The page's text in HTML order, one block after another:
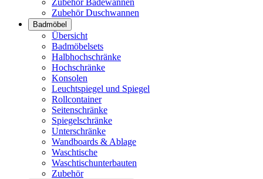
Zubehör Badewannen
Zubehör Duschwannen
Badmöbel
Übersicht
Badmöbelsets
Halbhochschränke
Hochschränke
Konsolen
Leuchtspiegel und Spiegel
Rollcontainer
Seitenschränke
Spiegelschränke
Unterschränke
Wandboards & Ablage
Waschtische
Waschtischunterbauten
Zubehör